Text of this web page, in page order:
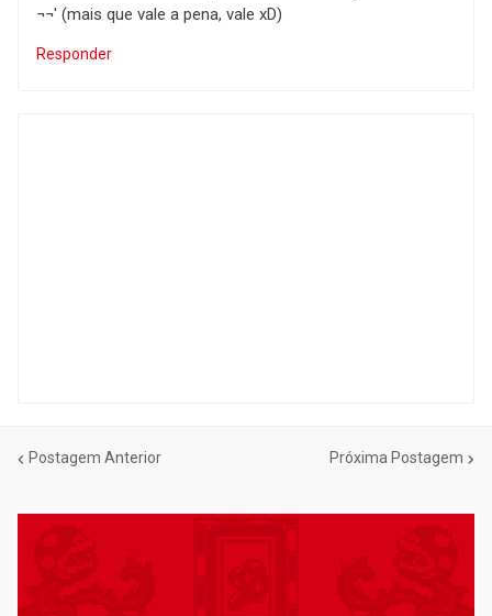
¬¬' (mais que vale a pena, vale xD)
Responder
Postagem Anterior Próxima Postagem